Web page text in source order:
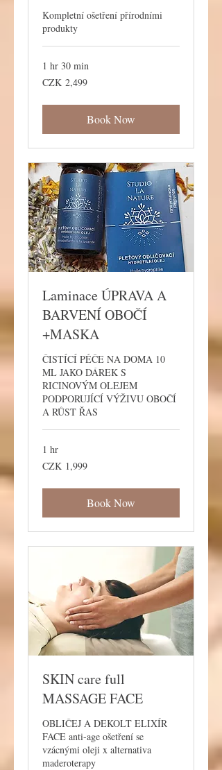
Kompletní ošetření přírodními
produkty
1 hr 30 min
2,499
Czech
CZK 2,499
Book Now
Laminace ÚPRAVA A
BARVENÍ OBOČÍ
+MASKA
ČISTÍCÍ PÉČE NA DOMA 10
ML JAKO DÁREK S
RICINOVÝM OLEJEM
PODPORUJÍCÍ VÝŽIVU OBOČÍ
A RŮST ŘAS
1 hr
1,999
Czech
CZK 1,999
Book Now
SKIN care full
MASSAGE FACE
OBLIČEJ A DEKOLT ELIXÍR
FACE anti-age ošetření se
vzácnými oleji x alternativa
maderoterapy